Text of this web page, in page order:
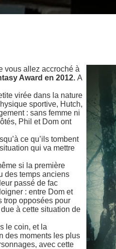
vous allez accroché à
Award en 2012. A
virée dans la nature
sportive, Hutch,
: sans femme ni
Phil et Dom ont
ce qu’ils tombent
qui va mettre
si la première
des temps anciens
passé de fac
: entre Dom et
trop opposées pour
à cette situation de
le coin, et la
des moments les plus
avec cette